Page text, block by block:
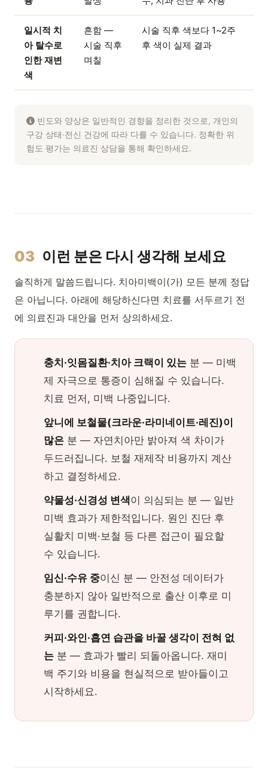
일시적 치
아 탈수로
인한 재변
색
흔함 —
시술 직후
며칠
시술 직후 색보다 1~2주
후 색이 실제 결과
빈도와 양상은 일반적인 경향을 정리한 것으로, 개인의
구강 상태·전신 건강에 따라 다를 수 있습니다. 정확한 위
험도 평가는 의료진 상담을 통해 확인하세요.
03 이런 분은 다시 생각해 보세요
솔직하게 말씀드립니다. 치아미백이(가) 모든 분께 정답
은 아닙니다. 아래에 해당하신다면 치료를 서두르기 전
에 의료진과 대안을 먼저 상의하세요.
충치·잇몸질환·치아 크랙이 있는 분 — 미백
제 자극으로 통증이 심해질 수 있습니다.
치료 먼저, 미백 나중입니다.
앞니에 보철물(크라운·라미네이트·레진)이
많은 분 — 자연치아만 밝아져 색 차이가
두드러집니다. 보철 재제작 비용까지 계산
하고 결정하세요.
약물성·신경성 변색이 의심되는 분 — 일반
미백 효과가 제한적입니다. 원인 진단 후
실활치 미백·보철 등 다른 접근이 필요할
수 있습니다.
임신·수유 중이신 분 — 안전성 데이터가
충분하지 않아 일반적으로 출산 이후로 미
루기를 권합니다.
커피·와인·흡연 습관을 바꿀 생각이 전혀 없
는 분 — 효과가 빨리 되돌아옵니다. 재미
백 주기와 비용을 현실적으로 받아들이고
시작하세요.